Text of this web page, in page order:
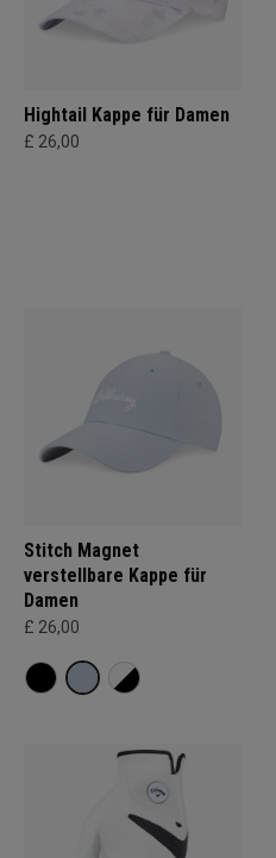
Hightail Kappe für Damen
£ 26,00
Stitch Magnet
verstellbare Kappe für
Damen
£ 26,00